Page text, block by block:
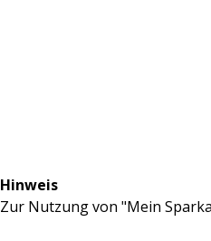
Hinweis
Zur Nutzung von "Mein